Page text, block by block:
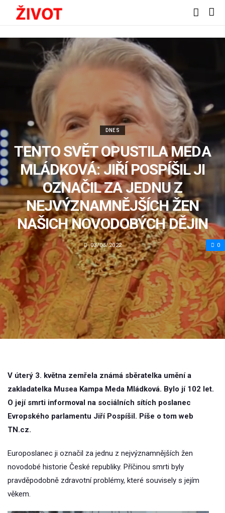
DNES
TENTO SVĚT OPUSTILA MEDA
MLÁDKOVÁ: JIŘÍ POSPÍŠIL JI
OZNAČIL ZA JEDNU Z
NEJVÝZNAMNĚJŠÍCH ŽEN
NAŠICH NOVODOBÝCH DĚJIN
03/05/2022 0
V úterý 3. května zemřela známá sběratelka umění a
zakladatelka Musea Kampa Meda Mládková. Bylo jí 102 let.
O její smrti informoval na sociálních sítích poslanec
Evropského parlamentu Jiří Pospíšil. Píše o tom web
TN.cz.
Europoslanec ji označil za jednu z nejvýznamnějších žen
novodobé historie České republiky. Příčinou smrti byly
pravděpodobně zdravotní problémy, které souvisely s jejím
věkem.